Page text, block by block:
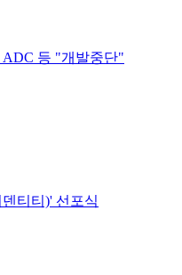
ADC 등 "개발중단"
티티)' 선포식